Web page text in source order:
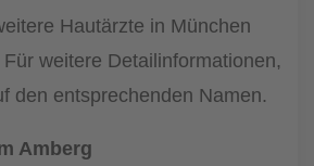
Hautärzte in München
weitere Detailinformationen,
den entsprechenden Namen.
Amberg